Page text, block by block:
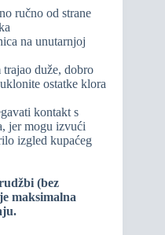
ručno od strane
na unutarnjoj
duže, dobro
ostatke klora
kontakt s
jer mogu izvući
izgled kupaćeg
(bez
maksimalna